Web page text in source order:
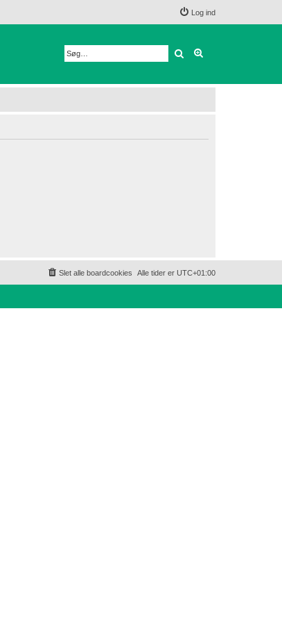
Log ind
Søg
Alle tider er UTC+01:00
Slet alle boardcookies